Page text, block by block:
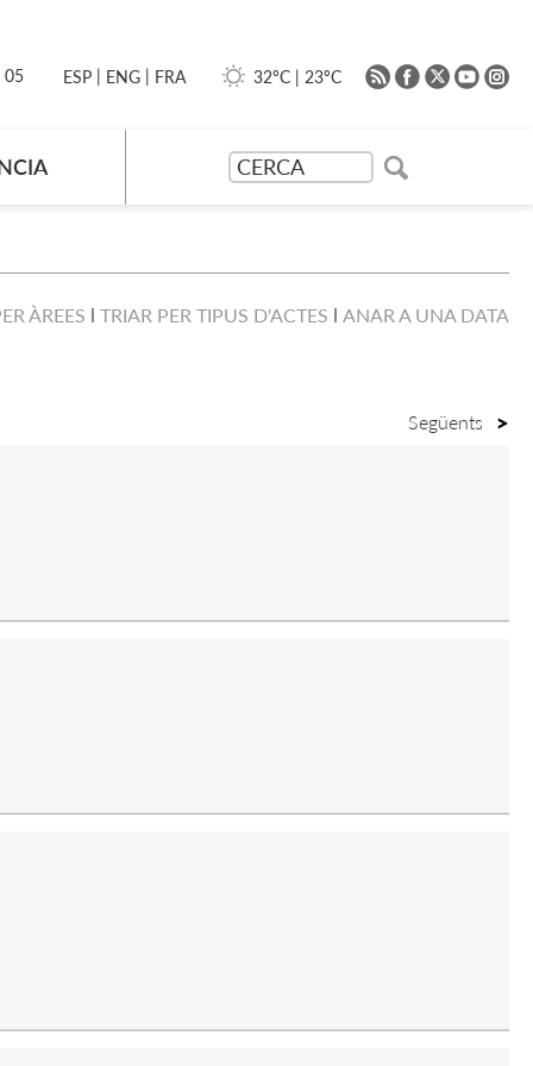
05 ESP | ENG | FRA 32ºC | 23ºC
ÀREES TRIAR PER TIPUS D'ACTES ANAR A UNA DATA
Següents